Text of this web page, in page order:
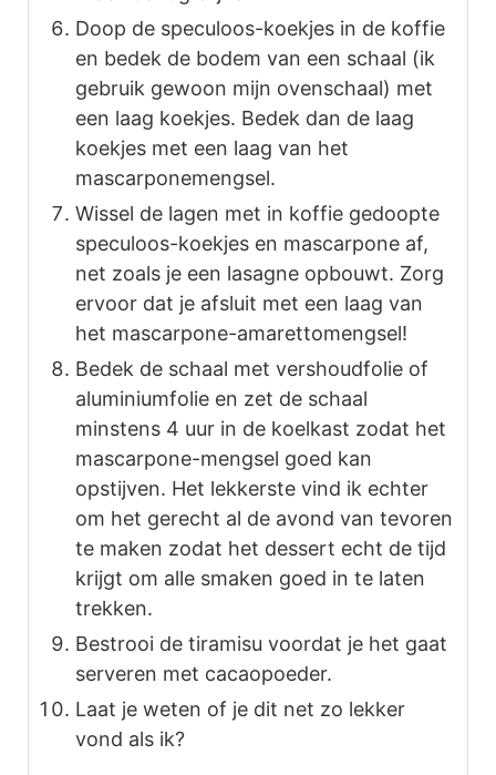
Doop de speculoos-koekjes in de koffie
en bedek de bodem van een schaal (ik
gebruik gewoon mijn ovenschaal) met
een laag koekjes. Bedek dan de laag
koekjes met een laag van het
mascarponemengsel.
Wissel de lagen met in koffie gedoopte
speculoos-koekjes en mascarpone af,
net zoals je een lasagne opbouwt. Zorg
ervoor dat je afsluit met een laag van
het mascarpone-amarettomengsel!
Bedek de schaal met vershoudfolie of
aluminiumfolie en zet de schaal
minstens 4 uur in de koelkast zodat het
mascarpone-mengsel goed kan
opstijven. Het lekkerste vind ik echter
om het gerecht al de avond van tevoren
te maken zodat het dessert echt de tijd
krijgt om alle smaken goed in te laten
trekken.
Bestrooi de tiramisu voordat je het gaat
serveren met cacaopoeder.
Laat je weten of je dit net zo lekker
vond als ik?